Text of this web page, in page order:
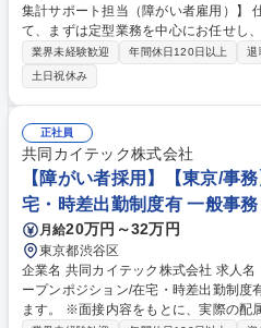
集計サポート担当（障がい者雇用）】 仕事の内容 スキル・ご経験に応じ
て、まずは定型業務を中心にお任せし
ます。 【定型業務】■KPI実績データの集計／ダッシュボード更新／定例
レポート作成■案件／施策の進捗管理■
／管理／棚卸し■コミッション支払い
転記■スケジュール調整 【非定型業務
析／ボトルネック分析の補助■業務改善
作成 募集職種 【東京/業務管理・データ集計サポート担当（障がい者雇
用）】
業界未経験歓迎 年間休日120日以上 退
土日祝休み
正社員
共同カイテック株式会社
【障がい者採用】【東京/事
宅・時差出勤制度有 一般事務
月給20万円～32万円
東京都渋谷区
企業名 共同カイテック株式会社 求人名 【障がい者採用】【東京/事務】オ
ープンポジション/在宅・時差出勤制度有 仕事の内容 事務業務をお任せ
ます。 ※面接内容をもとに、実際の配